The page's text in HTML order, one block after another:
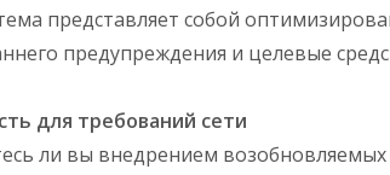
представляет собой
предупреждения и целевые
для требований сети
ли вы внедрением